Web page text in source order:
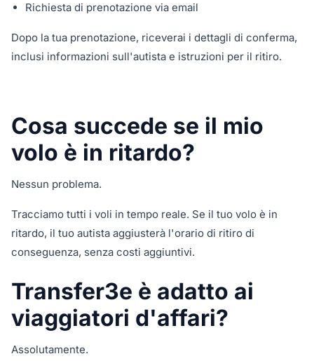
Richiesta di prenotazione via email
Dopo la tua prenotazione, riceverai i dettagli di conferma,
inclusi informazioni sull'autista e istruzioni per il ritiro.
Cosa succede se il mio
volo è in ritardo?
Nessun problema.
Tracciamo tutti i voli in tempo reale. Se il tuo volo è in
ritardo, il tuo autista aggiusterà l'orario di ritiro di
conseguenza, senza costi aggiuntivi.
Transfer3e è adatto ai
viaggiatori d'affari?
Assolutamente.